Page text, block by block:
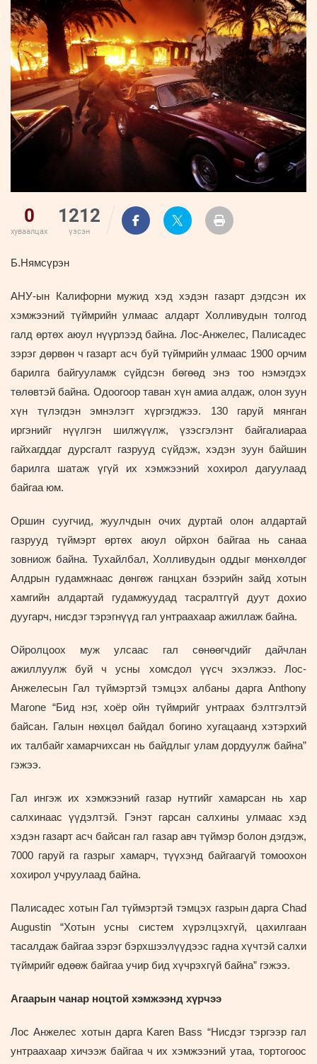
Бүртгүүлэх
Нэвтрэх
Бизнес
хөгжил
Leaderships
forum
ФОТО
УРЛАГ
ҮНДЭСНИЙ
МЭДЭЭЛЛИЙН
ТӨВ
ВИДЕО
ZUUNII
MEDEE
WEEKLY
0
хуваалцах
1212
үзсэн
Б.Нямсүрэн
АНУ-ын Калифорни мужид хэд хэдэн газарт дэгдсэн их
хэмжээний түймрийн улмаас алдарт Холливудын толгод
галд өртөх аюул нүүрлээд байна. Лос-Анжелес, Палисадес
зэрэг дөрвөн ч газарт асч буй түймрийн улмаас 1900 орчим
барилга байгууламж сүйдсэн бөгөөд энэ тоо нэмэгдэх
төлөвтэй байна. Одоогоор таван хүн амиа алдаж, олон зуун
хүн түлэгдэн эмнэлэгт хүргэгджээ. 130 гаруй мянган
иргэнийг нүүлгэн шилжүүлж, үзэсгэлэнт байгалиараа
гайхагддаг дурсгалт газрууд сүйдэж, хэдэн зуун байшин
барилга шатаж үгүй их хэмжээний хохирол дагуулаад
байгаа юм.
Оршин суугчид, жуулчдын очих дуртай олон алдартай
газрууд түймэрт өртөх аюул ойрхон байгаа нь санаа
зовниож байна. Тухайлбал, Холливудын оддыг мөнхөлдөг
Алдрын гудамжнаас дөнгөж ганцхан бээрийн зайд хотын
хамгийн алдартай гудамжуудад тасралтгүй дуут дохио
дуугарч, нисдэг тэрэгнүүд гал унтраахаар ажиллаж байна.
Ойролцоох муж улсаас гал сөнөөгчдийг дайчлан
ажиллуулж буй ч усны хомсдол үүсч эхэлжээ. Лос-
Анжелесын Гал түймэртэй тэмцэх албаны дарга Anthony
Marone “Бид нэг, хоёр ойн түймрийг унтраах бэлтгэлтэй
байсан. Галын нөхцөл байдал богино хугацаанд хэтэрхий
их талбайг хамарчихсан нь байдлыг улам дордуулж байна”
гэжээ.
Гал ингэж их хэмжээний газар нутгийг хамарсан нь хар
салхинаас үүдэлтэй. Гэнэт гарсан салхины улмаас хэд
хэдэн газарт асч байсан гал газар авч түймэр болон дэгдэж,
7000 гаруй га газрыг хамарч, түүхэнд байгаагүй томоохон
хохирол учруулаад байна.
Палисадес хотын Гал түймэртэй тэмцэх газрын дарга Chad
Augustin “Хотын усны систем хүрэлцэхгүй, цахилгаан
тасалдаж байгаа зэрэг бэрхшээлүүдээс гадна хүчтэй салхи
түймрийг өдөөж байгаа учир бид хүчрэхгүй байна” гэжээ.
Агаарын чанар ноцтой хэмжээнд хүрчээ
Лос Анжелес хотын дарга Karen Bass “Нисдэг тэргээр гал
унтраахаар хичээж байгаа ч их хэмжээний утаа, тортогоос